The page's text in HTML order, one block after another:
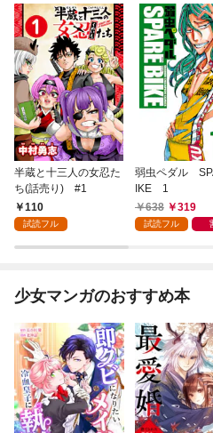
半蔵と十三人の女忍た
ち(話売り) #1
110
試読フル
弱虫ペダル
IKE 1
638
319
試読フル
少女マンガのおすすめ本